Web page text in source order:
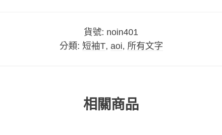
貨號: noin401
分類: 短袖T, aoi, 所有文字
相關商品